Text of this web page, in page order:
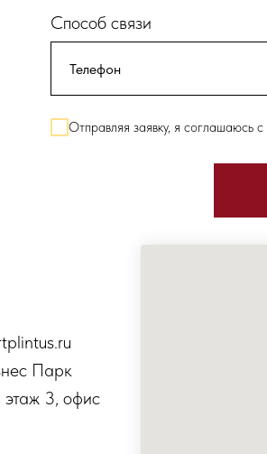
Способ связи
Отправляя заявку, я соглашаюсь с
Парк
этаж 3, офис